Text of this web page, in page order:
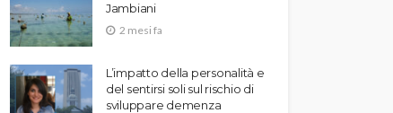
Jambiani
2 mesi fa
L’impatto della personalità e
del sentirsi soli sul rischio di
sviluppare demenza